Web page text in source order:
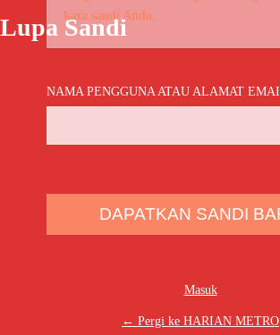
Lupa Sandi
kata sandi Anda.
NAMA PENGGUNA ATAU ALAMAT
Masuk
← Pergi ke HARIAN METRO